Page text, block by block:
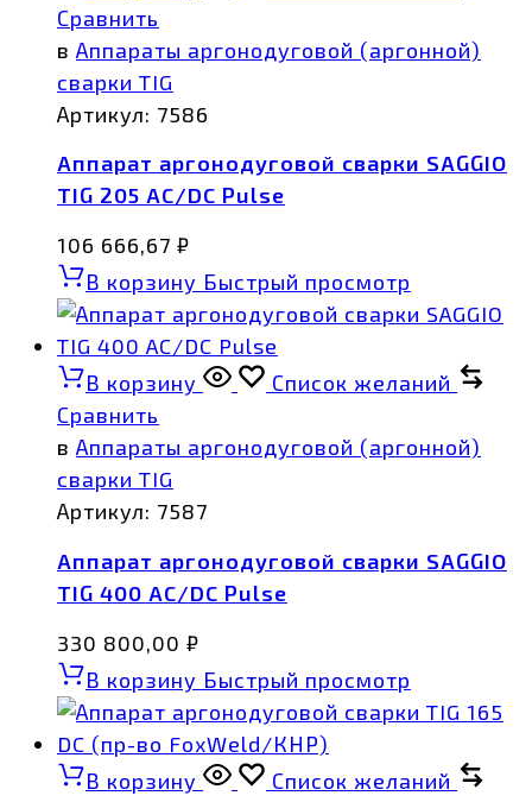
Сравнить
в Аппараты аргонодуговой (аргонной)
сварки TIG
Артикул: 7586
Аппарат аргонодуговой сварки SAGGIO
TIG 205 AC/DC Pulse
106 666,67 ₽
В корзину Быстрый просмотр
В корзину
Список желаний
Сравнить
в Аппараты аргонодуговой (аргонной)
сварки TIG
Артикул: 7587
Аппарат аргонодуговой сварки SAGGIO
TIG 400 AC/DC Pulse
330 800,00 ₽
В корзину Быстрый просмотр
В корзину
Список желаний